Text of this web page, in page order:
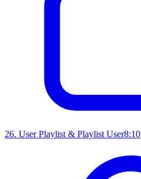
26. User Playlist & Playlist User8:10